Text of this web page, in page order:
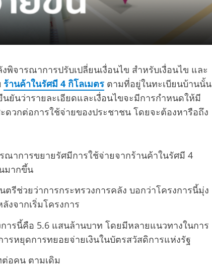
พิจารณาการปรับเปลี่ยนเงื่อนไข สำหรับเงื่อนไข และ
ร้านค้าในรัศมี 4 กิโลเมตร ตามที่อยู่ในทะเบียนบ้านนั้น
นว่ารายละเอียดและเงื่อนไขจะมีการกำหนดให้มี
วกต่อการใช้จ่ายของประชาชน โดยจะต้องหารือถึง
ณาการขยายรัศมีการใช้จ่ายจากร้านค้าในรัศมี 4
มากขึ้น
รีช่วยว่าการกระทรวงการคลัง บอกว่าโครงการนี้มุ่ง
งจากเริ่มโครงการ
การนี้คือ 5.6 แสนล้านบาท โดยมีหลายแนวทางในการ
ารหยุดการทยอยจ่ายเงินในบัตรสวัสดิการแห่งรัฐ
อคน ตามเดิม